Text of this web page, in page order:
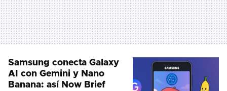
Samsung conecta Galaxy
AI con Gemini y Nano
Banana: así Now Brief